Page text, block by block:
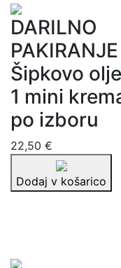
DARILNO
PAKIRANJE
Šipkovo
1 mini
po izboru
22,50 €
Dodaj v košarico